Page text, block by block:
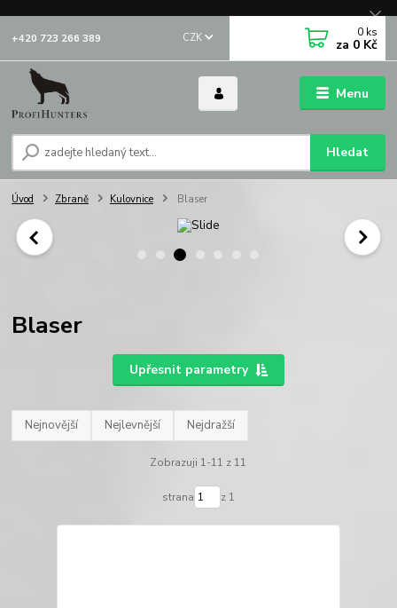
Menu
CZK
Hledat
+420 723 266 389 0 ks
za 0 Kč
Úvod Zbraně Kulovnice Blaser
Blaser
Upřesnit parametry
Nejnovější Nejlevnější Nejdražší
Zobrazuji 1-11 z 11
strana z 1